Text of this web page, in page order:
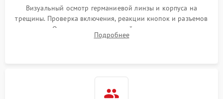
Визуальный осмотр германиевой линзы и корпуса на
трещины. Проверка включения, реакции кнопок и разъемов
зарядки. Оценка вывода тепловой сигнатуры на экран,
проверка базовых функций и считывание системных
Подробнее